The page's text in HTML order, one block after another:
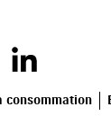
consommation